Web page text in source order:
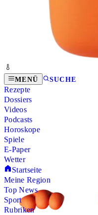
MENÜ SUCHE
Rezepte
Dossiers
Videos
Podcasts
Horoskope
Spiele
E-Paper
Wetter
Startseite
Meine Region
Top News
Sport
Rubriken